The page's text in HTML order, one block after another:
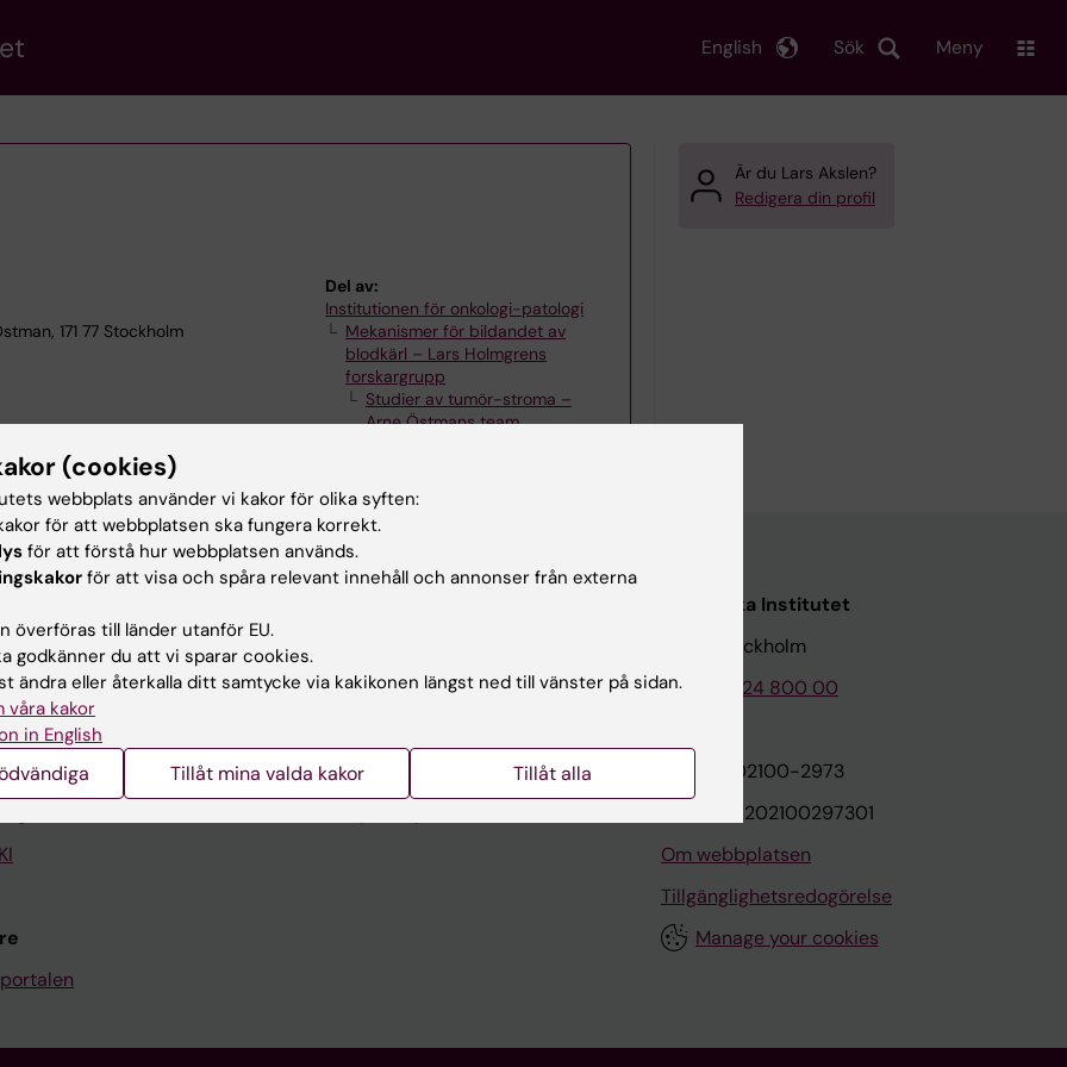
Sök
English Meny
171 77 Stockholm
Del av:
Institutionen för onkologi-patologi
Mekanismer för bildandet av
blodkärl – Lars Holmgrens
forskargrupp
Studier av tumör-stroma –
Arne Östmans team
Är du Lars Akslen?
Redigera din profil
Universitetsbiblioteket
Stöd forskning och utbildning
Karolinska Institutet Innovation
Karolinska Institutet
171 77 Stockholm
Tel: 08-524 800 00
Org.nr: 202100-2973
VAT.nr: SE202100297301
Om webbplatsen
Tillgänglighetsredogörelse
Manage your cookies
(cookies)
webbplats använder vi kakor för olika syften:
för att webbplatsen ska fungera korrekt.
för att förstå hur webbplatsen används.
för att visa och spåra relevant innehåll och annonser från externa
överföras till länder utanför EU.
godkänner du att vi sparar cookies.
ändra eller återkalla ditt samtycke via kakikonen längst ned till vänster på sidan.
våra kakor
in English
Tillåt mina valda kakor Tillåt alla